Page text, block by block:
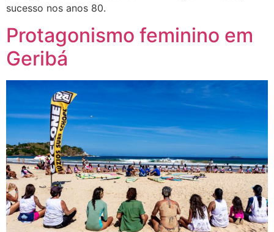
sucesso nos anos 80.
Protagonismo feminino em
Geribá